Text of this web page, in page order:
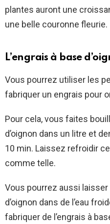
plantes auront une
une belle couronne fleurie.
L’engrais à base
Vous pourrez utiliser les
fabriquer un engrais pour
Pour cela, vous faites
d’oignon dans un litre et
10 min. Laissez refroidir
comme telle.
Vous pourrez aussi
d’oignon dans de l’eau
fabriquer de l’engrais à